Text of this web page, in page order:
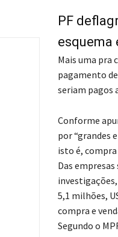
PF
esquema
Mais uma pra
pagamento
seriam pagos
Conforme
por “grandes
isto é, compra
Das
investigações,
5,1 milhões,
compra e
Segundo o